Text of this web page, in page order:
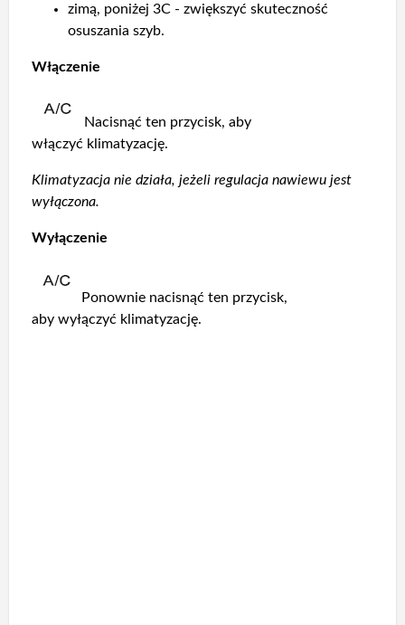
zimą, poniżej 3C - zwiększyć skuteczność
osuszania szyb.
Włączenie
Nacisnąć ten przycisk, aby
włączyć klimatyzację.
Klimatyzacja nie działa, jeżeli regulacja nawiewu jest
wyłączona.
Wyłączenie
Ponownie nacisnąć ten przycisk,
aby wyłączyć klimatyzację.